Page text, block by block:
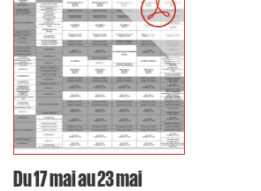
Du 17 mai au 23 mai